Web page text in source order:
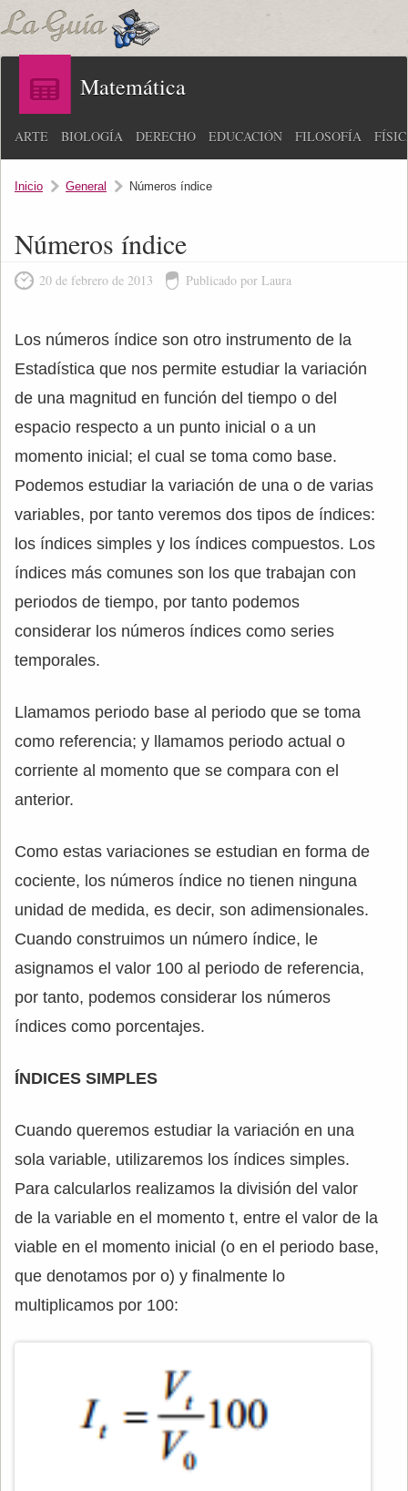
Matemática
ARTE BIOLOGÍA DERECHO EDUCACIÓN FILOSOFÍA
Inicio General Números índice
Números índice
20 de febrero de 2013 Publicado por Laura
Los números índice son otro instrumento de la
Estadística que nos permite estudiar la variación
de una magnitud en función del tiempo o del
espacio respecto a un punto inicial o a un
momento inicial; el cual se toma como base.
Podemos estudiar la variación de una o de varias
variables, por tanto veremos dos tipos de índices:
los índices simples y los índices compuestos. Los
índices más comunes son los que trabajan con
periodos de tiempo, por tanto podemos
considerar los números índices como series
temporales.
Llamamos periodo base al periodo que se toma
como referencia; y llamamos periodo actual o
corriente al momento que se compara con el
anterior.
Como estas variaciones se estudian en forma de
cociente, los números índice no tienen ninguna
unidad de medida, es decir, son adimensionales.
Cuando construimos un número índice, le
asignamos el valor 100 al periodo de referencia,
por tanto, podemos considerar los números
índices como porcentajes.
ÍNDICES SIMPLES
Cuando queremos estudiar la variación en una
sola variable, utilizaremos los índices simples.
Para calcularlos realizamos la división del valor
de la variable en el momento t, entre el valor de la
viable en el momento inicial (o en el periodo base,
que denotamos por o) y finalmente lo
multiplicamos por 100: